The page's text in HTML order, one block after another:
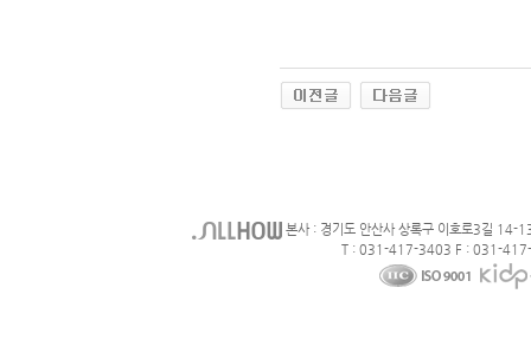
본사 : 경기도 안산사 상록구 이호로3길 14-
T : 031-417-3403 F : 031-